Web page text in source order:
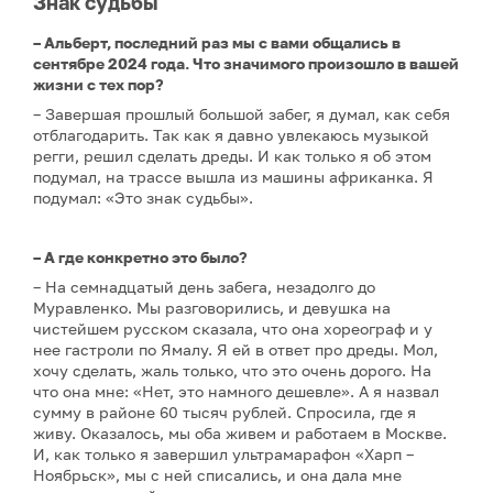
– Альберт, последний раз мы с вами общались в
сентябре 2024 года. Что значимого произошло в вашей
жизни с тех пор?
– Завершая прошлый большой забег, я думал, как себя
отблагодарить. Так как я давно увлекаюсь музыкой
регги, решил сделать дреды. И как только я об этом
подумал, на трассе вышла из машины африканка. Я
подумал: «Это знак судьбы».
– А где конкретно это было?
– На семнадцатый день забега, незадолго до
Муравленко. Мы разговорились, и девушка на
чистейшем русском сказала, что она хореограф и у
нее гастроли по Ямалу. Я ей в ответ про дреды. Мол,
хочу сделать, жаль только, что это очень дорого. На
что она мне: «Нет, это намного дешевле». А я назвал
сумму в районе 60 тысяч рублей. Спросила, где я
живу. Оказалось, мы оба живем и работаем в Москве.
И, как только я завершил ультрамарафон «Харп –
Ноябрьск», мы с ней списались, и она дала мне